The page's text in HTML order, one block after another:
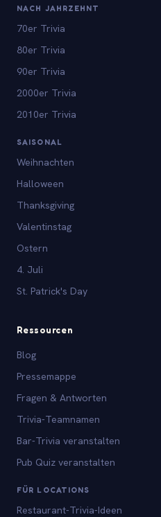
NACH JAHRZEHNT
70er Trivia
80er Trivia
90er Trivia
2000er Trivia
2010er Trivia
SAISONAL
Weihnachten
Halloween
Thanksgiving
Valentinstag
Ostern
4. Juli
St. Patrick's Day
Ressourcen
Blog
Pressemappe
Fragen & Antworten
Trivia-Teamnamen
Bar-Trivia veranstalten
Pub Quiz veranstalten
FÜR LOCATIONS
Restaurant-Trivia-Ideen